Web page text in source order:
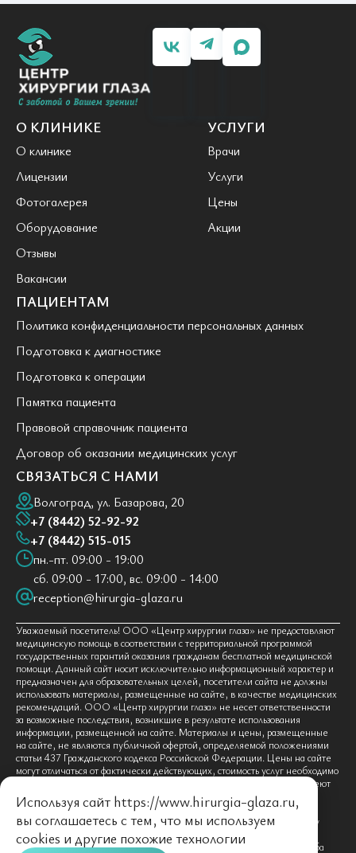
О КЛИНИКЕ
О клинике
Лицензии
Фотогалерея
Оборудование
Отзывы
Вакансии
УСЛУГИ
Врачи
Услуги
Цены
Акции
ПАЦИЕНТАМ
Политика конфиденциальности персональных данных
Подготовка к диагностике
Подготовка к операции
Памятка пациента
Правовой справочник пациента
Договор об оказании медицинских услуг
СВЯЗАТЬСЯ С НАМИ
Волгоград, ул. Базарова, 20
+7 (8442) 52-92-92
+7 (8442) 515-015
пн.-пт. 09:00 - 19:00
сб. 09:00 - 17:00, вс. 09:00 - 14:00
reception@hirurgia-glaza.ru
Уважаемый посетитель! ООО «Центр хирургии глаза» не предоставляют
медицинскую помощь в соответствии с территориальной программой
государственных гарантий оказания гражданам бесплатной медицинской
помощи. Данный сайт носит исключительно информационный характер и
предназначен для образовательных целей, посетители сайта не должны
использовать материалы, размещенные на сайте, в качестве медицинских
рекомендаций. ООО «Центр хирургии глаза» не несет ответственности
за возможные последствия, возникшие в результате использования
информации, размещенной на сайте. Материалы и цены, размещенные
на сайте, не являются публичной офертой, определяемой положениями
статьи 437 Гражданского кодекса Российской Федерации. Цены на сайте
могут отличаться от фактически действующих, стоимость услуг необходимо
уточнять в контакт-центре по тел. +7 (8442) 52-92-92. Граждане имеют
право на получение бесплатной медицинской помощи по
территориальной программе государственных гарантий оказания
гражданам бесплатной медицинской помощи в поликлинике по месту
жительства (по полису ОМС). Предоставление услуг осуществляется
платно на основании договора об оказании медицинских услуг. Просьба
Используя сайт https://www.hirurgia-glaza.ru,
вы соглашаетесь с тем, что мы используем
cookies и другие похожие технологии